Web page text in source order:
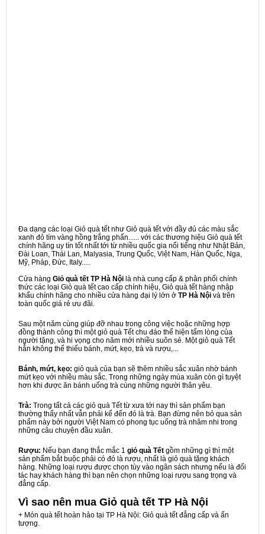
Đa dạng các loại Giỏ quà tết như Giỏ quà tết với đầy đủ các màu sắc
xanh đỏ tím vàng hồng trắng phấn...... với các thương hiệu Giỏ quà tết
chính hãng uy tín tốt nhất tới từ nhiều quốc gia nổi tiếng như Nhật Bản,
Đài Loan, Thái Lan, Malyasia, Trung Quốc, Việt Nam, Hàn Quốc, Nga,
Mỹ, Pháp, Đức, Italy.....
Cửa hàng Giỏ quà tết TP Hà Nội là nhà cung cấp & phân phối chính
thức các loại Giỏ quà tết cao cấp chính hiệu, Giỏ quà tết hàng nhập
khẩu chính hãng cho nhiều cửa hàng đại lý lớn ở TP Hà Nội và trên
toàn quốc giá rẻ ưu đãi.
Sau một năm cùng giúp đỡ nhau trong công việc hoặc những hợp
đồng thành công thì một giỏ quà Tết chu đáo thể hiện tấm lòng của
người tặng, và hi vọng cho năm mới nhiều suôn sẻ. Một giỏ quà Tết
hẳn không thể thiếu bánh, mứt, kẹo, trà và rượu,...
Bánh, mứt, kẹo: giỏ quà của bạn sẽ thêm nhiều sắc xuân nhờ bánh
mứt kẹo với nhiều màu sắc. Trong những ngày mùa xuân còn gì tuyệt
hơn khi được ăn bánh uống trà cùng những người thân yêu.
Trà: Trong tất cả các giỏ quà Tết từ xưa tới nay thì sản phẩm bạn
thường thấy nhất vẫn phải kể đến đó là trà. Bạn đừng nên bỏ qua sản
phẩm này bởi người Việt Nam có phong tục uống trà nhâm nhi trong
những câu chuyện đầu xuân.
Rượu: Nếu bạn đang thắc mắc 1 giỏ quà Tết gồm những gì thì một
sản phẩm bắt buộc phải có đó là rượu, nhất là giỏ quà tặng khách
hàng. Những loại rượu được chọn tùy vào ngân sách nhưng nếu là đối
tác hay khách hàng thì bạn nên chọn những loại rượu sang trọng và
đẳng cấp.
Vì sao nên mua Giỏ quà tết TP Hà Nội
+ Món quà tết hoàn hảo tại TP Hà Nội: Giỏ quà tết đẳng cấp và ấn
tượng.